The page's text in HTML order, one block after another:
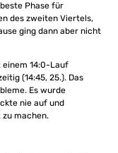
Phase für
des zweiten Viertels,
ging dann aber nicht
einem 14:0-Lauf
(14:45, 25.). Das
Es wurde
nie auf und
machen.